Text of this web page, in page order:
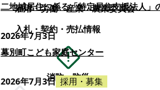
雇用・労働
産業
農業委員会
入札・契約・売払情報
消防・防災
二地域居住に係る「特定居住支援法人」
2026年7月3日
幕別町こども家庭センター
2026年7月3日 採用・募集